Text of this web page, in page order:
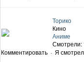
Торико
Кино
Аниме
Смотрели:
Комментировать · Я смотрел